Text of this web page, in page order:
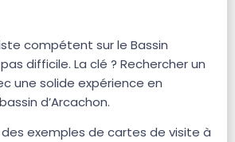
compétent sur le Bassin
difficile. La clé ? Rechercher un
une solide expérience en
d’Arcachon.
exemples de cartes de visite à